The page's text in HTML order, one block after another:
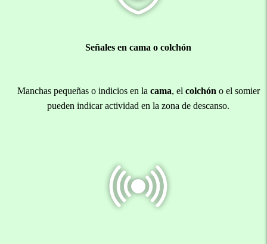
Señales en cama o colchón
Manchas pequeñas o indicios en la cama, el colchón o el somier
pueden indicar actividad en la zona de descanso.